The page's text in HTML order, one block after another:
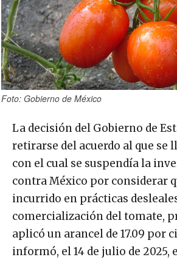
Foto: Gobierno de México
La decisión del Gobierno de
retirarse del acuerdo al que se
con el cual se suspendía la
contra México por considerar
incurrido en prácticas
comercialización del tomate,
aplicó un arancel de 17.09 por
informó, el 14 de julio de 2025,